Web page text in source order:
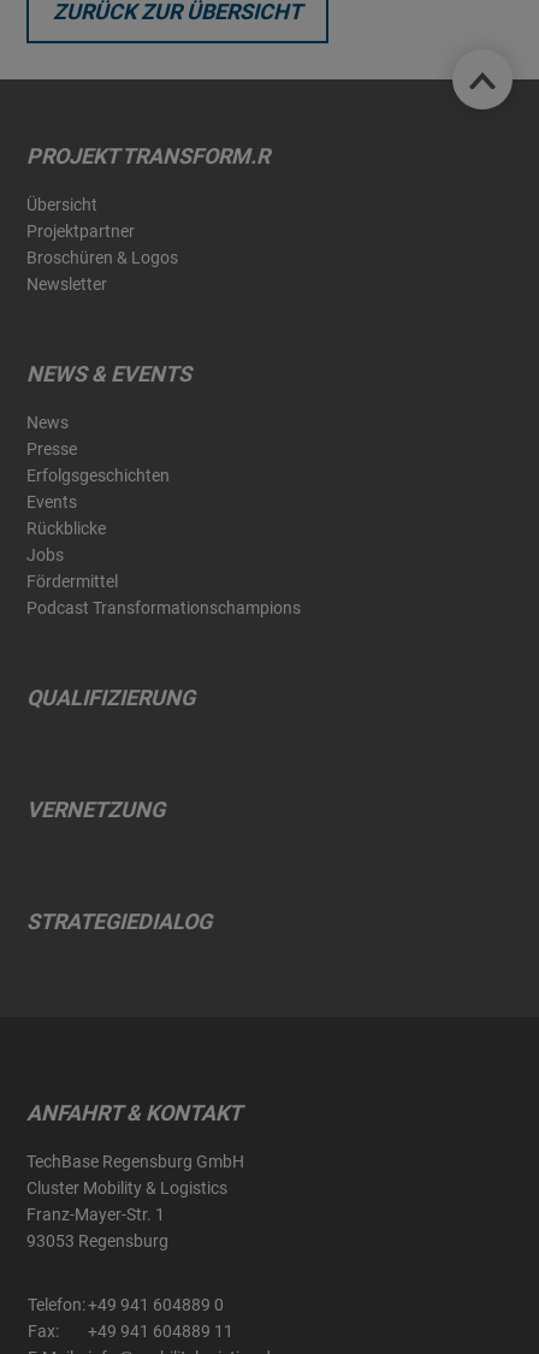
ZURÜCK ZUR ÜBERSICHT
PROJEKT TRANSFORM.R
Übersicht
Projektpartner
Broschüren & Logos
Newsletter
NEWS & EVENTS
News
Presse
Erfolgsgeschichten
Events
Rückblicke
Jobs
Fördermittel
Podcast Transformationschampions
QUALIFIZIERUNG
VERNETZUNG
STRATEGIEDIALOG
ANFAHRT & KONTAKT
TechBase Regensburg GmbH
Cluster Mobility & Logistics
Franz-Mayer-Str. 1
93053 Regensburg
Telefon:
Fax:
+49 941 604889 0
+49 941 604889 11